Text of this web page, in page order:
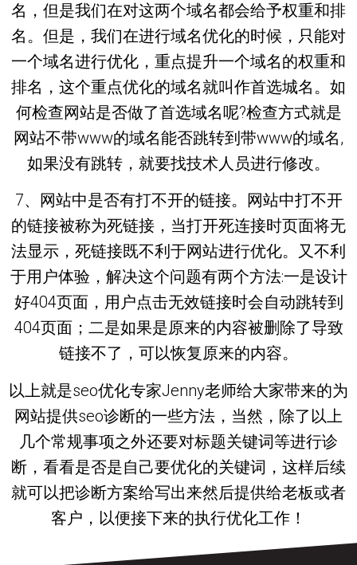
名，但是我们在对这两个域名都会给予权重和排
名。但是，我们在进行域名优化的时候，只能对
一个域名进行优化，重点提升一个域名的权重和
排名，这个重点优化的域名就叫作首选城名。如
何检查网站是否做了首选域名呢?检查方式就是
网站不带www的域名能否跳转到带www的域名,
如果没有跳转，就要找技术人员进行修改。
7、网站中是否有打不开的链接。网站中打不开
的链接被称为死链接，当打开死连接时页面将无
法显示，死链接既不利于网站进行优化。又不利
于用户体验，解决这个问题有两个方法:一是设计
好404页面，用户点击无效链接时会自动跳转到
404页面；二是如果是原来的内容被删除了导致
链接不了，可以恢复原来的内容。
以上就是seo优化专家Jenny老师给大家带来的为
网站提供seo诊断的一些方法，当然，除了以上
几个常规事项之外还要对标题关键词等进行诊
断，看看是否是自己要优化的关键词，这样后续
就可以把诊断方案给写出来然后提供给老板或者
客户，以便接下来的执行优化工作！